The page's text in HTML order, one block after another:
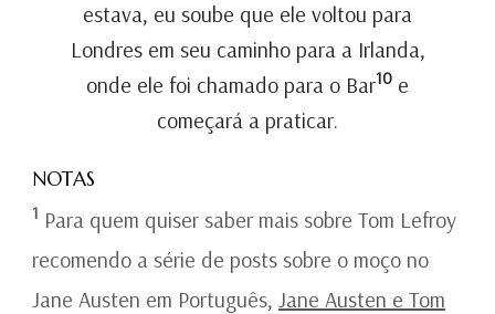
estava, eu soube que ele voltou para
Londres em seu caminho para a Irlanda,
onde ele foi chamado para o Bar10 e
começará a praticar.
NOTAS
1 Para quem quiser saber mais sobre Tom Lefroy
recomendo a série de posts sobre o moço no
Jane Austen em Português, Jane Austen e Tom